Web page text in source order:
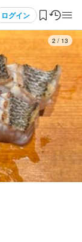
ログイン
2 / 13
タッフ